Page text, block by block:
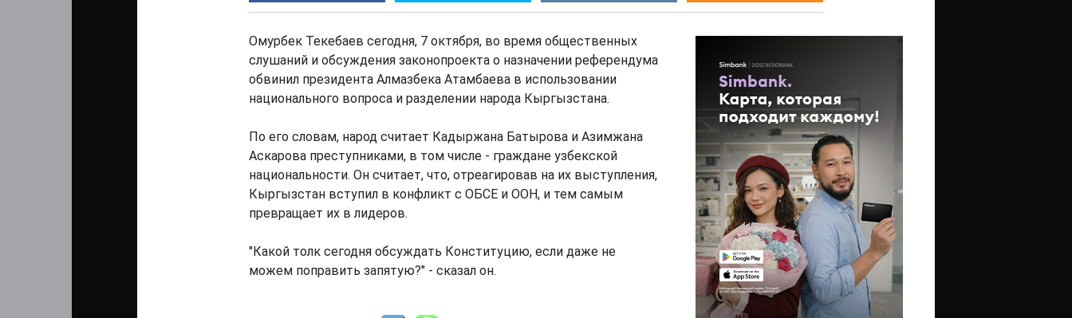
Омурбек Текебаев сегодня, 7 октября, во время общественных
слушаний и обсуждения законопроекта о назначении референдума
обвинил президента Алмазбека Атамбаева в использовании
национального вопроса и разделении народа Кыргызстана.
По его словам, народ считает Кадыржана Батырова и Азимжана
Аскарова преступниками, в том числе - граждане узбекской
национальности. Он считает, что, отреагировав на их выступления,
Кыргызстан вступил в конфликт с ОБСЕ и ООН, и тем самым
превращает их в лидеров.
"Какой толк сегодня обсуждать Конституцию, если даже не
можем поправить запятую?" - сказал он.